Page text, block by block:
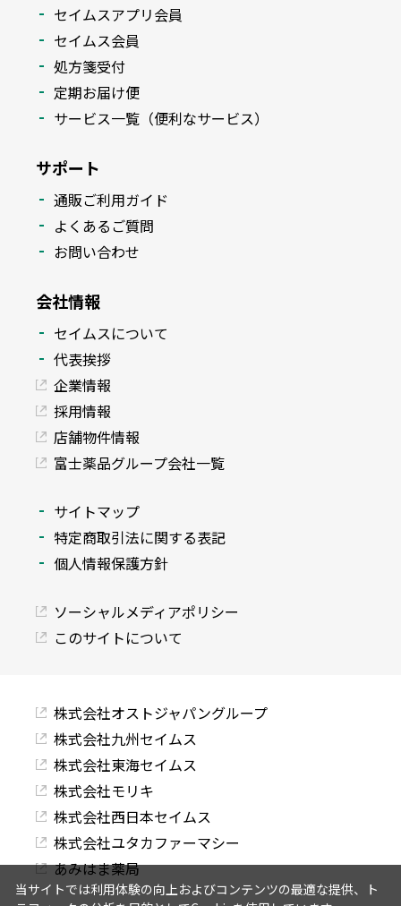
セイムスアプリ会員
セイムス会員
処方箋受付
定期お届け便
サービス一覧（便利なサービス）
サポート
通販ご利用ガイド
よくあるご質問
お問い合わせ
会社情報
セイムスについて
代表挨拶
企業情報
採用情報
店舗物件情報
富士薬品グループ会社一覧
サイトマップ
特定商取引法に関する表記
個人情報保護方針
ソーシャルメディアポリシー
このサイトについて
株式会社オストジャパングループ
株式会社九州セイムス
株式会社東海セイムス
株式会社モリキ
株式会社西日本セイムス
株式会社ユタカファーマシー
あみはま薬局
当サイトでは利用体験の向上およびコンテンツの最適な提供、ト